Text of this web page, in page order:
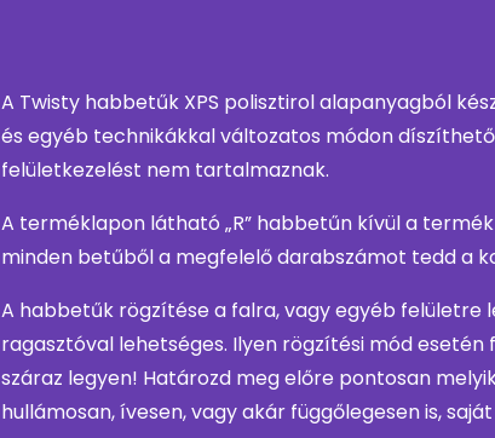
A Twisty habbetűk XPS polisztirol alapanyagból
és egyéb technikákkal változatos módon
felületkezelést nem tartalmaznak.
A terméklapon látható „R” habbetűn kívül a
minden betűből a megfelelő darabszámot tedd a
A habbetűk rögzítése a falra, vagy egyéb felületre
ragasztóval lehetséges. Ilyen rögzítési mód
száraz legyen! Határozd meg előre pontosan
hullámosan, ívesen, vagy akár függőlegesen is,